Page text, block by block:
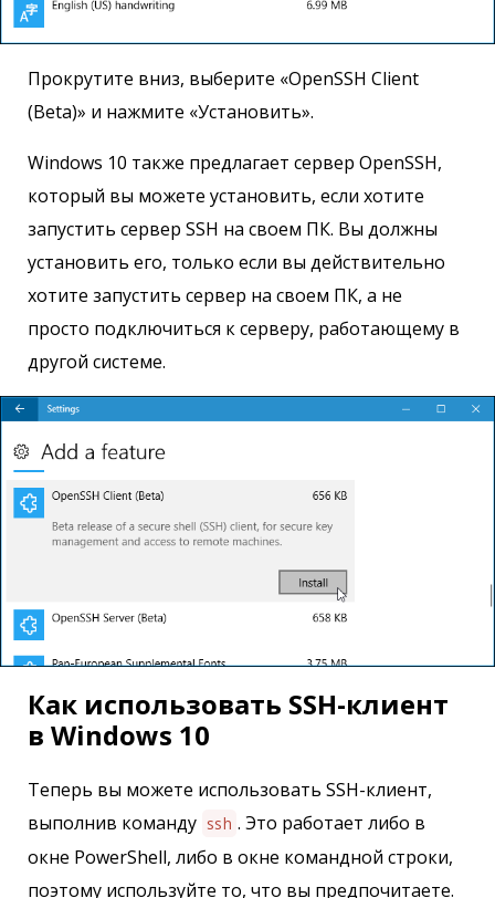
Прокрутите вниз, выберите «OpenSSH Client
(Beta)» и нажмите «Установить».
Windows 10 также предлагает сервер OpenSSH,
который вы можете установить, если хотите
запустить сервер SSH на своем ПК. Вы должны
установить его, только если вы действительно
хотите запустить сервер на своем ПК, а не
просто подключиться к серверу, работающему в
другой системе.
Как использовать SSH-клиент
в Windows 10
Теперь вы можете использовать SSH-клиент,
выполнив команду ssh . Это работает либо в
окне PowerShell, либо в окне командной строки,
поэтому используйте то, что вы предпочитаете.